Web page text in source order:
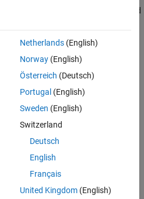
coordinate system that is often used
points towards the North
in the horizontal plane).
points downward, towards the
in triggered subsystems.
Netherlands(English)
Norway(English)
Österreich (Deutsch)
Portugal (English)
Sweden (English)
Switzerland
Deutsch
English
Français
United Kingdom(English)